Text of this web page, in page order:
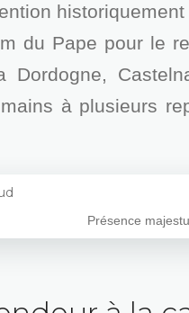
du Pape pour le
Dordogne,
à plusieurs
Présence